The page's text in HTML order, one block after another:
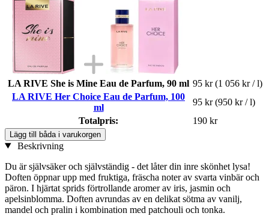
LA RIVE She is Mine Eau de Parfum, 90 ml 95 kr (1 056 kr / l)
LA RIVE Her Choice Eau de Parfum, 100
ml
95 kr (950 kr / l)
Totalpris:
190 kr
Lägg till båda i varukorgen
Beskrivning
Du är självsäker och självständig - det låter din inre skönhet lysa!
Doften öppnar upp med fruktiga, fräscha noter av svarta vinbär och
päron. I hjärtat sprids förtrollande aromer av iris, jasmin och
apelsinblomma. Doften avrundas av en delikat sötma av vanilj,
mandel och pralin i kombination med patchouli och tonka.